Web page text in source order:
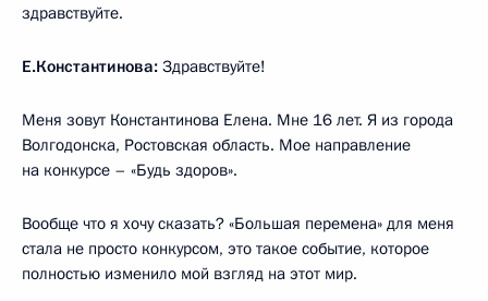
здравствуйте.
Е.Константинова: Здравствуйте!
Меня зовут Константинова Елена. Мне 16 лет. Я из города
Волгодонска, Ростовская область. Мое направление
на конкурсе – «Будь здоров».
Вообще что я хочу сказать? «Большая перемена» для меня
стала не просто конкурсом, это такое событие, которое
полностью изменило мой взгляд на этот мир.